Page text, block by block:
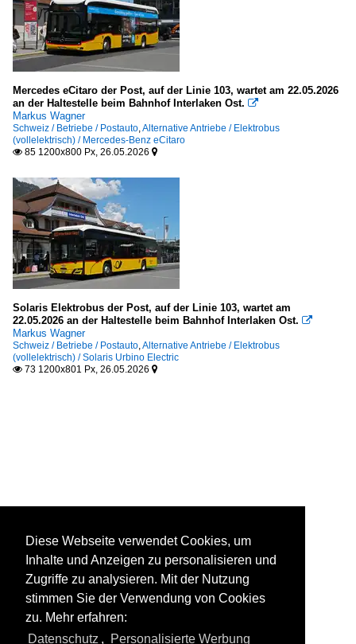
Mercedes eCitaro der Post, auf der Linie 103, wartet am 22.05.2026
an der Haltestelle beim Bahnhof Interlaken Ost. 
Markus Wagner
Schweiz / Betriebe / Postauto,Alternative Antriebe / Elektrobus
(vollelektrisch) / Mercedes-Benz eCitaro
 85 1200x800 Px, 26.05.2026 
Solaris Elektrobus der Post, auf der Linie 103, wartet am
22.05.2026 an der Haltestelle beim Bahnhof Interlaken Ost. 
Markus Wagner
Schweiz / Betriebe / Postauto,Alternative Antriebe / Elektrobus
(vollelektrisch) / Solaris Urbino Electric
 73 1200x801 Px, 26.05.2026 
Diese Webseite verwendet Cookies, um
Inhalte und Anzeigen zu personalisieren und
Zugriffe zu analysieren. Mit der Nutzung
stimmen Sie der Verwendung von Cookies
zu. Mehr erfahren:
Datenschutz , Personalisierte Werbung